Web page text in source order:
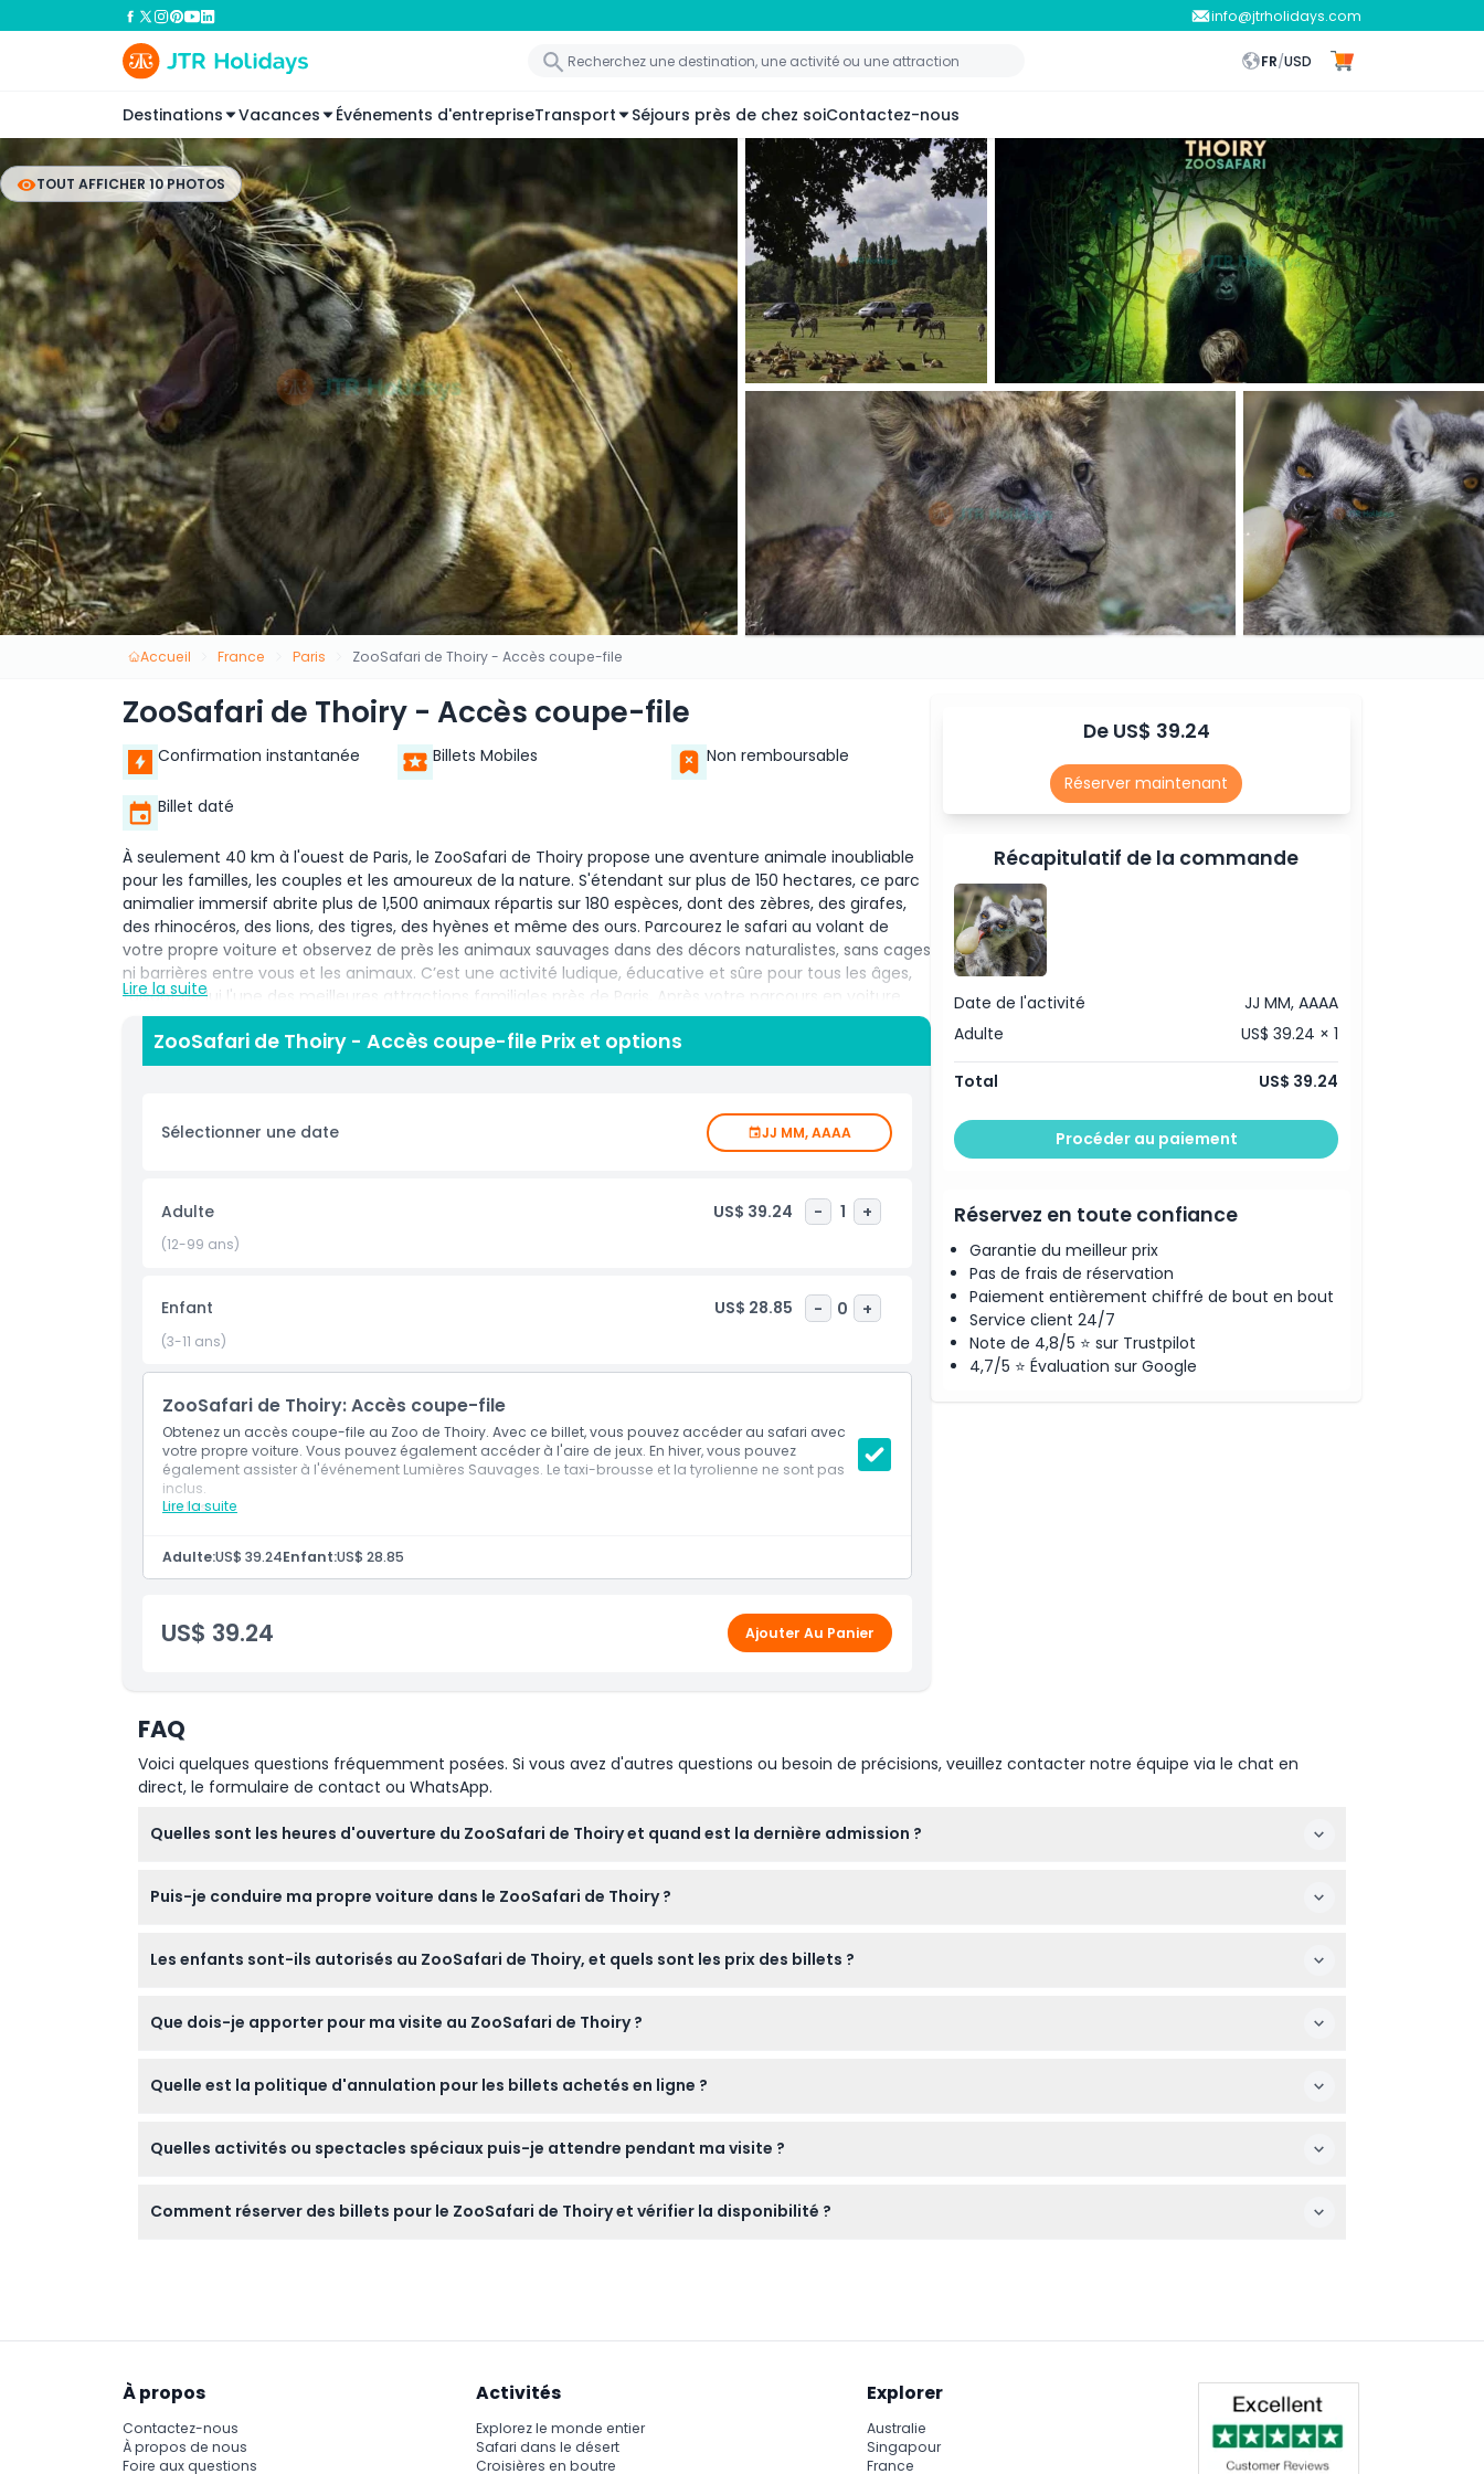
info@jtrholidays.com
FR/USD
Destinations Vacances Événements d'entrepriseTransport Séjours près de chez soiContactez-nous
TOUT AFFICHER 10 PHOTOS
Accueil France Paris ZooSafari de Thoiry - Accès coupe-file
ZooSafari de Thoiry - Accès coupe-file
Confirmation instantanée Billets Mobiles Non remboursable
Billet daté
À seulement 40 km à l'ouest de Paris, le ZooSafari de Thoiry propose une aventure animale inoubliable
pour les familles, les couples et les amoureux de la nature. S'étendant sur plus de 150 hectares, ce parc
animalier immersif abrite plus de 1,500 animaux répartis sur 180 espèces, dont des zèbres, des girafes,
des rhinocéros, des lions, des tigres, des hyènes et même des ours. Parcourez le safari au volant de
votre propre voiture et observez de près les animaux sauvages dans des décors naturalistes, sans cages
ni barrières entre vous et les animaux. C’est une activité ludique, éducative et sûre pour tous les âges,
faisant de lui l'une des meilleures attractions familiales près de Paris. Après votre parcours en voiture,
poursuivez l'aventure à pied dans la zone zoologique traditionnelle, avec des nourrissages d'animaux,
des expositions interactives et des passages sous tunnels en verre offrant des vues à couper le souffle
sur des prédateurs majestueux tels que les lions et les tigres. Les jeunes visiteurs adoreront le parcours
espaces paysagers. Que vous soyez un touriste à la recherche d'une excursion d'une journée unique
depuis Paris ou un résident cherchant de l'animation le temps d'un week-end, le ZooSafari de Thoiry est
une destination incontournable qui allie conservation, éducation et loisirs de plein air dans une
Points forts
Inclus
Politique enfant/adulte
Heures d'ouverture
À savoir
Emplacement
Comment s'y rendre
Lire la suite
ZooSafari de Thoiry - Accès coupe-file Prix et options
Sélectionner une date JJ MM, AAAA
Adulte US$ 39.24 - 1 +
(12-99 ans)
Enfant US$ 28.85 - 0 +
(3-11 ans)
ZooSafari de Thoiry: Accès coupe-file
Obtenez un accès coupe-file au Zoo de Thoiry. Avec ce billet, vous pouvez accéder au safari avec
votre propre voiture. Vous pouvez également accéder à l'aire de jeux. En hiver, vous pouvez
également assister à l'événement Lumières Sauvages. Le taxi-brousse et la tyrolienne ne sont pas
inclus.
Lire la suite
Inclus
Expérience de safari en conduite libre avec accès à plus de 1,500 animaux en liberté, y compris
des girafes, des lions, des éléphants et des zèbres
d'escalade
Admission à l'événement hivernal Lumières Sauvages (saisonnier)
Adulte:US$ 39.24Enfant:US$ 28.85
US$ 39.24 Ajouter Au Panier
De US$ 39.24
Réserver maintenant
Récapitulatif de la commande
Date de l'activité
JJ MM, AAAA
Adulte
US$ 39.24 × 1
Total US$ 39.24
Procéder au paiement
Réservez en toute confiance
Garantie du meilleur prix
Pas de frais de réservation
Paiement entièrement chiffré de bout en bout
Service client 24/7
Note de 4,8/5 ⭐ sur Trustpilot
4,7/5 ⭐ Évaluation sur Google
FAQ
Voici quelques questions fréquemment posées. Si vous avez d'autres questions ou besoin de précisions, veuillez contacter notre équipe via le chat en
direct, le formulaire de contact ou WhatsApp.
Quelles sont les heures d'ouverture du ZooSafari de Thoiry et quand est la dernière admission ?
(sous réserve de modifications — veuillez confirmer au moment de la réservation).
Puis-je conduire ma propre voiture dans le ZooSafari de Thoiry ?
Les enfants sont-ils autorisés au ZooSafari de Thoiry, et quels sont les prix des billets ?
adulte.
Que dois-je apporter pour ma visite au ZooSafari de Thoiry ?
autorisés sur place.
Quelle est la politique d'annulation pour les billets achetés en ligne ?
réservées.
Quelles activités ou spectacles spéciaux puis-je attendre pendant ma visite ?
enfants l'Île Mystérieuse.
Comment réserver des billets pour le ZooSafari de Thoiry et vérifier la disponibilité ?
À propos
Contactez-nous
À propos de nous
Foire aux questions
Activités
Explorez le monde entier
Safari dans le désert
Croisières en boutre
Explorer
Australie
Singapour
France